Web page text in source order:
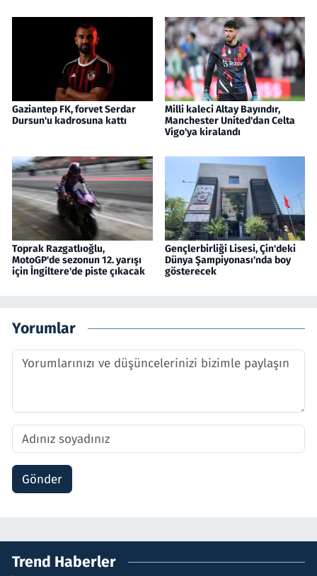
Gaziantep FK, forvet Serdar
Dursun'u kadrosuna kattı
Milli kaleci Altay Bayındır,
Manchester United'dan Celta
Vigo'ya kiralandı
Toprak Razgatlıoğlu,
MotoGP'de sezonun 12. yarışı
için İngiltere'de piste çıkacak
Gençlerbirliği Lisesi, Çin'deki
Dünya Şampiyonası'nda boy
gösterecek
Yorumlar
Gönder
Trend Haberler